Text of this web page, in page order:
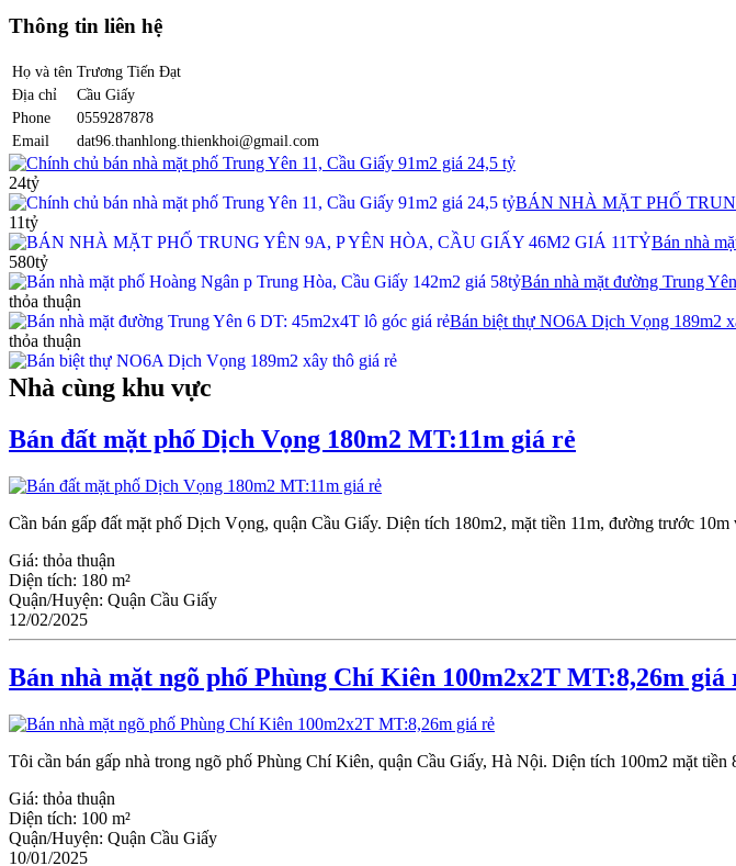
Thông tin liên hệ
Họ và tên Trương Tiến Đạt
Địa chỉ
Cầu Giấy
Phone
0559287878
Email
dat96.thanhlong.thienkhoi@gmail.com
Chính chủ bán nhà mặt phố Trung Yên 11, Cầu Giấy 91m2 giá 24,5 tỷ
24tỷ
BÁN NHÀ MẶT PHỐ
11tỷ
Bán nhà
580tỷ
Bán nhà mặt đường Trung
thỏa thuận
Bán biệt thự NO6A Dịch Vọng 189m2
thỏa thuận
Nhà cùng khu vực
Bán đất mặt phố Dịch Vọng 180m2 MT:11m giá rẻ
Cần bán gấp đất mặt phố Dịch Vọng, quận Cầu Giấy. Diện tích 180m2, mặt tiền 11m, đường trước
Giá: thỏa thuận
Diện tích: 180 m²
Quận/Huyện: Quận Cầu Giấy
12/02/2025
Bán nhà mặt ngõ phố Phùng Chí Kiên 100m2x2T MT:8,26m giá
Tôi cần bán gấp nhà trong ngõ phố Phùng Chí Kiên, quận Cầu Giấy, Hà Nội. Diện tích 100m2 mặt
Giá: thỏa thuận
Diện tích: 100 m²
Quận/Huyện: Quận Cầu Giấy
10/01/2025